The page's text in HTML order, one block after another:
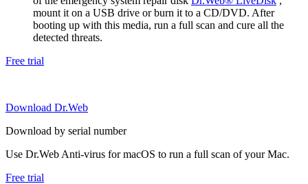
mount it on a USB drive or burn it to a CD/DVD. After
booting up with this media, run a full scan and cure all the
detected threats.
Free trial
Download Dr.Web
Download by serial number
Use Dr.Web Anti-virus for macOS to run a full scan of your Mac.
Free trial